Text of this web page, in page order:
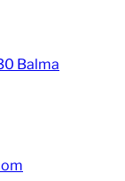
Balma